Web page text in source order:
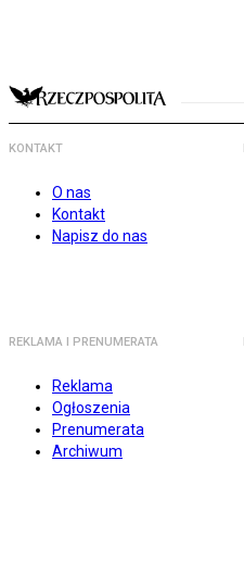
KONTAKT
O nas
Kontakt
Napisz do nas
REKLAMA I PRENUMERATA
Reklama
Ogłoszenia
Prenumerata
Archiwum